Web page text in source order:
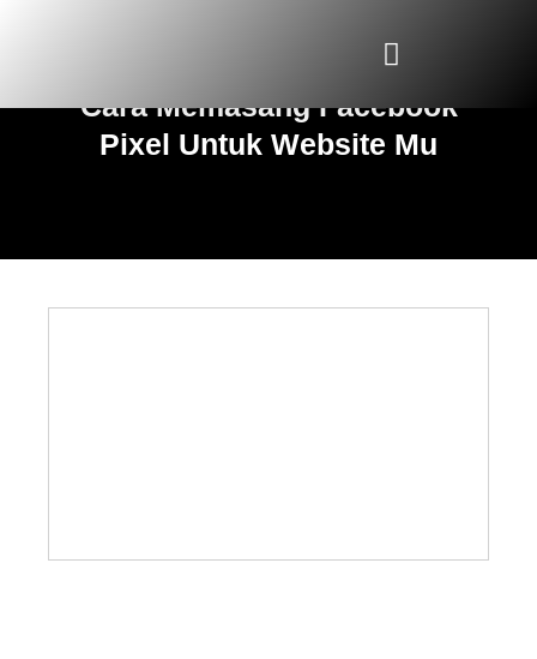
Cara Memasang Facebook
Pixel Untuk Website Mu